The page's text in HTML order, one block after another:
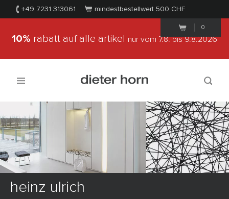
+49 7231 313061 mindestbestellwert 500 CHF
0
10% rabatt auf alle artikel nur vom 7.8.bis 9.8.2026
heinz ulrich